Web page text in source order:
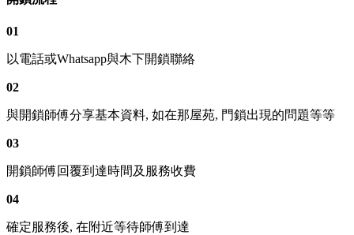
01
以電話或Whatsapp與木下開鎖聯絡
02
與開鎖師傅分享基本資料, 如在那屋苑, 門鎖出現的問題等等
03
開鎖師傅回覆到達時間及服務收費
04
確定服務後, 在附近等待師傅到達